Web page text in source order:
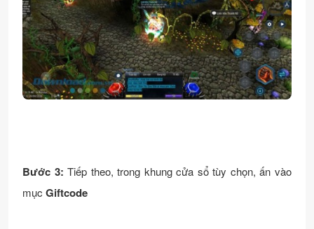
Bước 3:Tiếp theo, trong khung cửa sổ tùy chọn, ấn vào
mục Giftcode